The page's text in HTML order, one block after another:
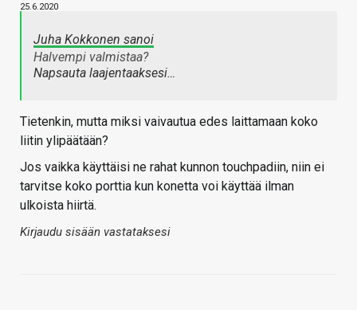
25.6.2020
Juha Kokkonen sanoi
Halvempi valmistaa?
Napsauta laajentaaksesi…
Tietenkin, mutta miksi vaivautua edes laittamaan koko
liitin ylipäätään?
Jos vaikka käyttäisi ne rahat kunnon touchpadiin, niin ei
tarvitse koko porttia kun konetta voi käyttää ilman
ulkoista hiirtä.
Kirjaudu sisään vastataksesi